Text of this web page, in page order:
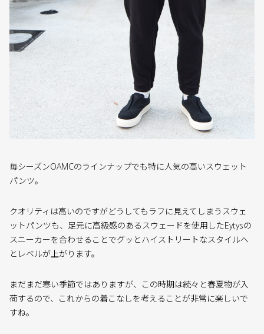
毎シーズンOAMCのラインナップでも特に人気の高いスウェット
パンツ。
クオリティは高いのですがどうしてもラフに見えてしまうスウェ
ットパンツも、足元に高級感のあるスウェードを使用したEytysの
スニーカーを合わせることでグッとハイストリートなスタイルへ
とレベルが上がります。
まだまだ寒い季節ではありますが、この時期は続々と春夏物が入
荷するので、これからの着こなしを考えることが非常に楽しいで
すね。